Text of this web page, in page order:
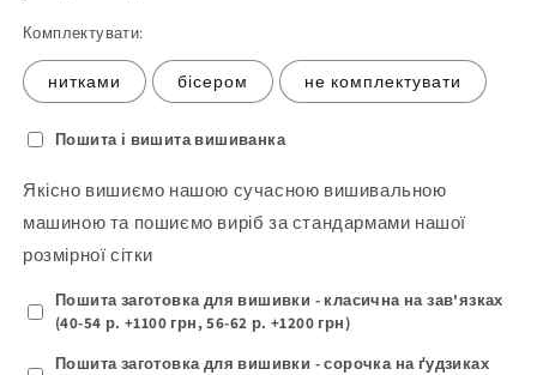
Комплектувати:
нитками бісером не комплектувати
Пошита і вишита вишиванка
Якісно вишиємо нашою сучасною вишивальною
машиною та пошиємо виріб за стандармами нашої
розмірної сітки
Пошита заготовка для вишивки - класична на зав'язках
(40-54 р. +1100 грн, 56-62 р. +1200 грн)
Пошита заготовка для вишивки - сорочка на ґудзиках